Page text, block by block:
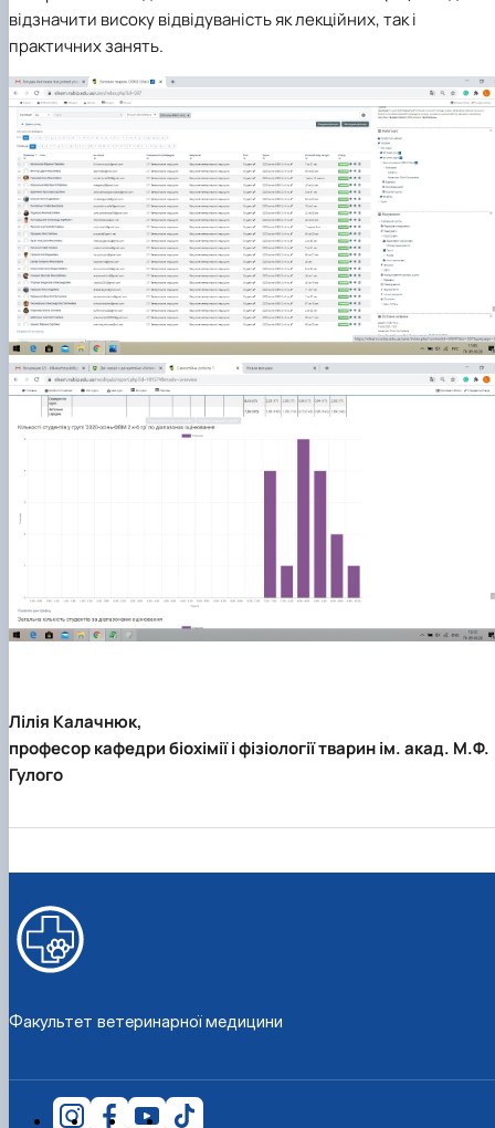
відзначити високу відвідуваність як лекційних, так і
практичних занять.
Лілія Калачнюк,
професор кафедри біохімії і фізіології тварин ім. акад. М.Ф.
Гулого
Факультет ветеринарної медицини